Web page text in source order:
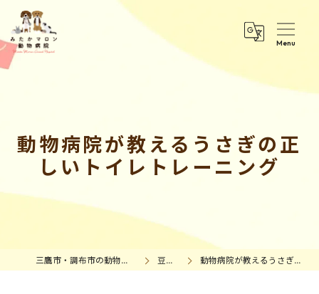
動物病院が教えるうさぎの正
しいトイレトレーニング
三鷹市・調布市の動物病院｜みたかマロン動物病院 豆知識情報 動物病院が教えるうさぎの正しいトイレトレーニング